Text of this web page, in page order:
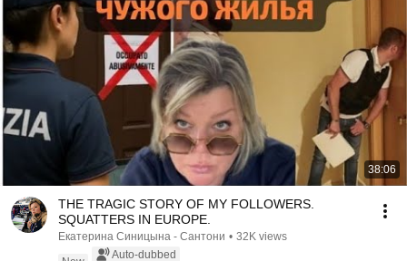
38:06
THE TRAGIC STORY OF MY FOLLOWERS.
SQUATTERS IN EUROPE.
Екатерина Синицына - Сантони • 32K views
Auto-dubbed